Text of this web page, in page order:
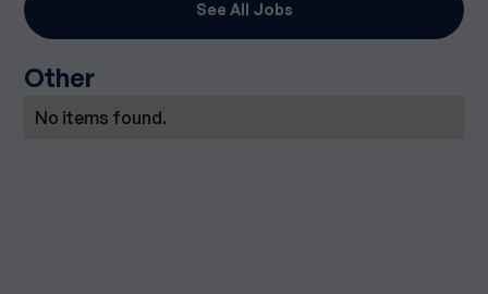
See All Jobs
Other
No items found.